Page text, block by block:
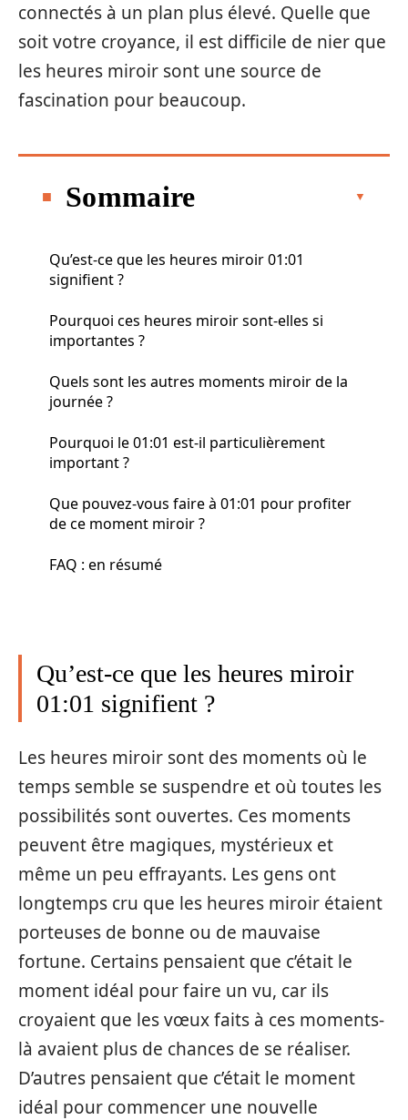
connectés à un plan plus élevé. Quelle que
soit votre croyance, il est difficile de nier que
les heures miroir sont une source de
fascination pour beaucoup.
Sommaire
Qu’est-ce que les heures miroir 01:01
signifient ?
Pourquoi ces heures miroir sont-elles si
importantes ?
Quels sont les autres moments miroir de la
journée ?
Pourquoi le 01:01 est-il particulièrement
important ?
Que pouvez-vous faire à 01:01 pour profiter
de ce moment miroir ?
FAQ : en résumé
Qu’est-ce que les heures miroir
01:01 signifient ?
Les heures miroir sont des moments où le
temps semble se suspendre et où toutes les
possibilités sont ouvertes. Ces moments
peuvent être magiques, mystérieux et
même un peu effrayants. Les gens ont
longtemps cru que les heures miroir étaient
porteuses de bonne ou de mauvaise
fortune. Certains pensaient que c’était le
moment idéal pour faire un vu, car ils
croyaient que les vœux faits à ces moments-
là avaient plus de chances de se réaliser.
D’autres pensaient que c’était le moment
idéal pour commencer une nouvelle